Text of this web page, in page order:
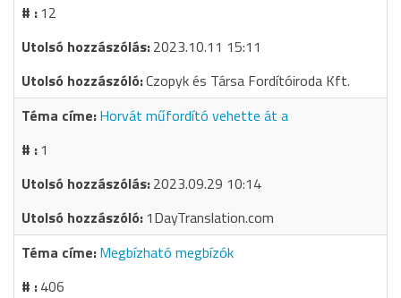
12
2023.10.11 15:11
Czopyk és Társa Fordítóiroda Kft.
Horvát műfordító vehette át a
1
2023.09.29 10:14
1DayTranslation.com
Megbízható megbízók
406